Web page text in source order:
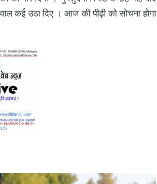
कई उठा दिए । आज की पीढ़ी को सोचना होगा